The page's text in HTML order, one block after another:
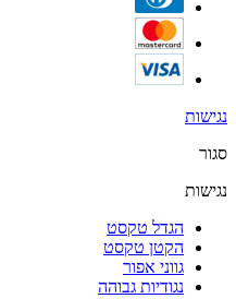
נגישות
סגור
נגישות
הגדל טקסט
הקטן טקסט
גווני אפור
נגודיות גבוהה